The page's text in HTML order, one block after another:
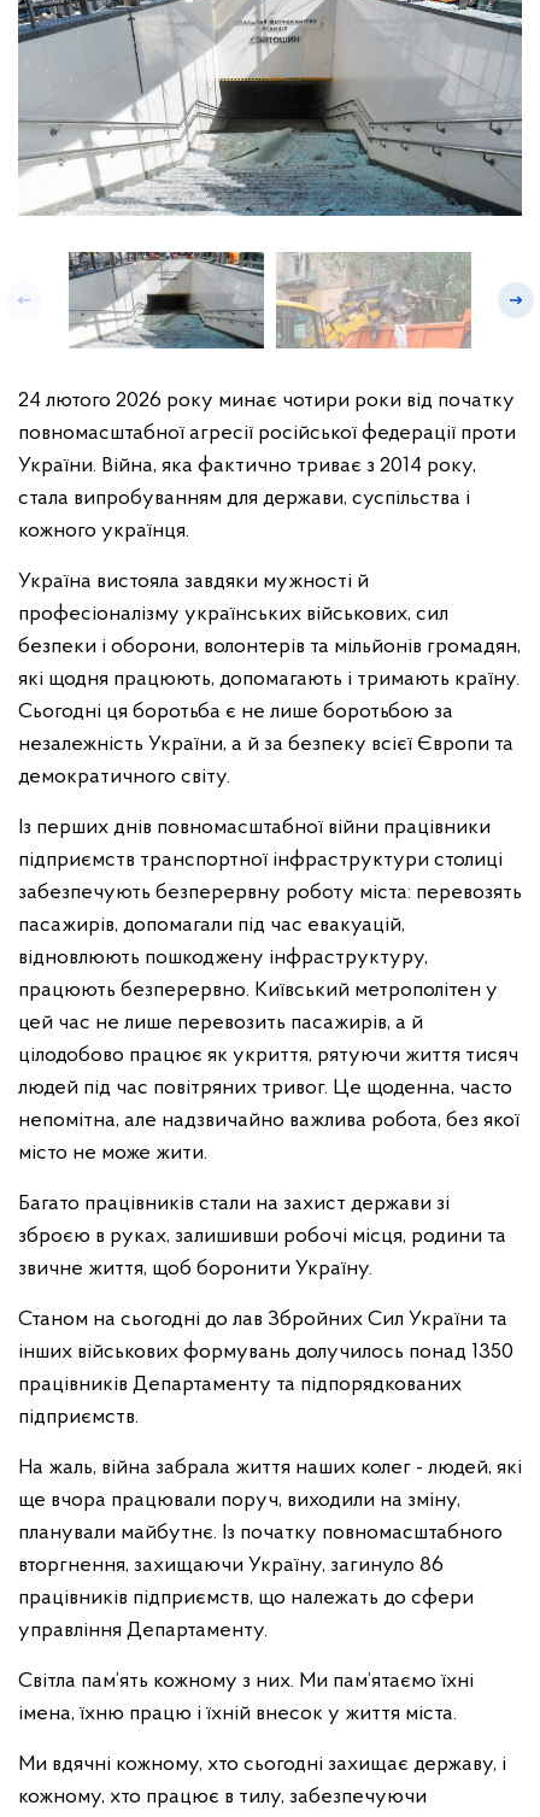
24 лютого 2026 року минає чотири роки від початку
повномасштабної агресії російської федерації проти
України. Війна, яка фактично триває з 2014 року,
стала випробуванням для держави, суспільства і
кожного українця.
Україна вистояла завдяки мужності й
професіоналізму українських військових, сил
безпеки і оборони, волонтерів та мільйонів громадян,
які щодня працюють, допомагають і тримають країну.
Сьогодні ця боротьба є не лише боротьбою за
незалежність України, а й за безпеку всієї Європи та
демократичного світу.
Із перших днів повномасштабної війни працівники
підприємств транспортної інфраструктури столиці
забезпечують безперервну роботу міста: перевозять
пасажирів, допомагали під час евакуацій,
відновлюють пошкоджену інфраструктуру,
працюють безперервно. Київський метрополітен у
цей час не лише перевозить пасажирів, а й
цілодобово працює як укриття, рятуючи життя тисяч
людей під час повітряних тривог. Це щоденна, часто
непомітна, але надзвичайно важлива робота, без якої
місто не може жити.
Багато працівників стали на захист держави зі
зброєю в руках, залишивши робочі місця, родини та
звичне життя, щоб боронити Україну.
Станом на сьогодні до лав Збройних Сил України та
інших військових формувань долучилось понад 1350
працівників Департаменту та підпорядкованих
підприємств.
На жаль, війна забрала життя наших колег - людей, які
ще вчора працювали поруч, виходили на зміну,
планували майбутнє. Із початку повномасштабного
вторгнення, захищаючи Україну, загинуло 86
працівників підприємств, що належать до сфери
управління Департаменту.
Світла пам’ять кожному з них. Ми пам’ятаємо їхні
імена, їхню працю і їхній внесок у життя міста.
Ми вдячні кожному, хто сьогодні захищає державу, і
кожному, хто працює в тилу, забезпечуючи